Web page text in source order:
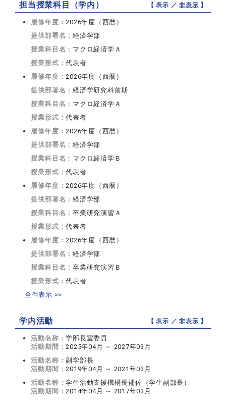
担当授業科目（学内） 【 表示 ／非表示 】
履修年度：2026年度（西暦）
提供部署名：経済学部
授業科目名： マクロ経済学Ａ
授業形式：代表者
履修年度：2026年度（西暦）
提供部署名：経済学研究科前期
授業科目名： マクロ経済学Ａ
授業形式：代表者
履修年度：2026年度（西暦）
提供部署名：経済学部
授業科目名： マクロ経済学Ｂ
授業形式：代表者
履修年度：2026年度（西暦）
提供部署名：経済学部
授業科目名：卒業研究演習Ａ
授業形式：代表者
履修年度：2026年度（西暦）
提供部署名：経済学部
授業科目名：卒業研究演習Ｂ
授業形式：代表者
全件表示 >>
学内活動 【 表示 ／非表示 】
活動名称：学部長室委員
活動期間：2025年04月 ～ 2027年03月
活動名称：副学部長
活動期間：2019年04月 ～ 2021年03月
活動名称：学生活動支援機構長補佐（学生副部長）
活動期間：2014年04月 ～ 2017年03月